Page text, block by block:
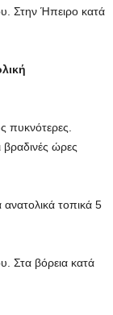
Στην Ήπειρο κατά
πυκνότερες.
βραδινές ώρες
ανατολικά τοπικά 5
Στα βόρεια κατά